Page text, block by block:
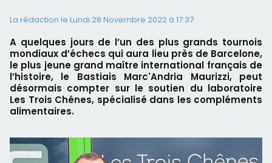
La rédaction le Lundi 28 Novembre 2022 à 17:37
A quelques jours de l’un des plus grands tournois
mondiaux d’échecs qui aura lieu près de Barcelone,
le plus jeune grand maître international français de
l’histoire, le Bastiais Marc'Andria Maurizzi, peut
désormais compter sur le soutien du laboratoire
Les Trois Chênes, spécialisé dans les compléments
alimentaires.